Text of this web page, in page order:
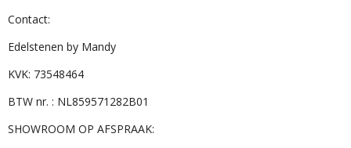
Contact:
Edelstenen by Mandy
KVK: 73548464
BTW nr. : NL859571282B01
SHOWROOM OP AFSPRAAK: